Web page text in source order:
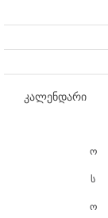
კალენდარი
ო
ს
ო